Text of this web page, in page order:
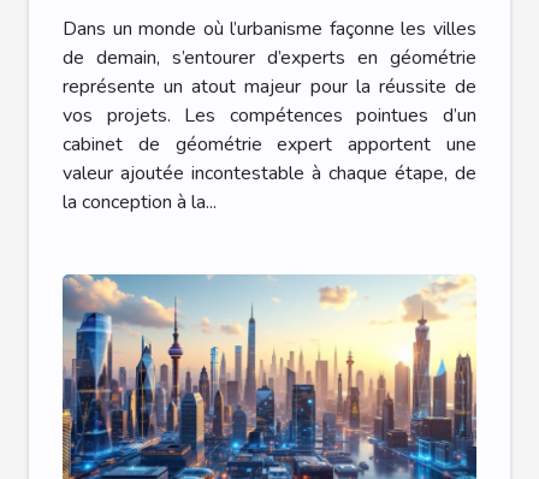
transformer votre projet
d'urbanisme ?
Dans un monde où l’urbanisme façonne les villes
de demain, s’entourer d’experts en géométrie
représente un atout majeur pour la réussite de
vos projets. Les compétences pointues d’un
cabinet de géométrie expert apportent une
valeur ajoutée incontestable à chaque étape, de
la conception à la...